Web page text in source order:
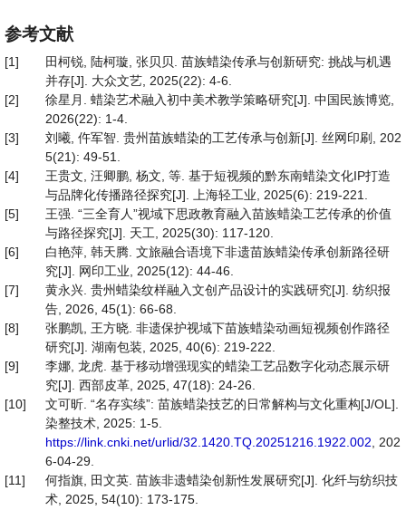
参考文献
[1]
田柯锐, 陆柯璇, 张贝贝. 苗族蜡染传承与创新研究: 挑战与机遇
并存[J]. 大众文艺, 2025(22): 4-6.
[2]
徐星月. 蜡染艺术融入初中美术教学策略研究[J]. 中国民族博览,
2026(22): 1-4.
[3]
刘曦, 仵军智. 贵州苗族蜡染的工艺传承与创新[J]. 丝网印刷, 202
5(21): 49-51.
[4]
王贵文, 汪卿鹏, 杨文, 等. 基于短视频的黔东南蜡染文化IP打造
与品牌化传播路径探究[J]. 上海轻工业, 2025(6): 219-221.
[5]
王强. “三全育人”视域下思政教育融入苗族蜡染工艺传承的价值
与路径探究[J]. 天工, 2025(30): 117-120.
[6]
白艳萍, 韩天腾. 文旅融合语境下非遗苗族蜡染传承创新路径研
究[J]. 网印工业, 2025(12): 44-46.
[7]
黄永兴. 贵州蜡染纹样融入文创产品设计的实践研究[J]. 纺织报
告, 2026, 45(1): 66-68.
[8]
张鹏凯, 王方晓. 非遗保护视域下苗族蜡染动画短视频创作路径
研究[J]. 湖南包装, 2025, 40(6): 219-222.
[9]
李娜, 龙虎. 基于移动增强现实的蜡染工艺品数字化动态展示研
究[J]. 西部皮革, 2025, 47(18): 24-26.
[10]
文可昕. “名存实续”: 苗族蜡染技艺的日常解构与文化重构[J/OL].
染整技术, 2025: 1-5.
https://link.cnki.net/urlid/32.1420.TQ.20251216.1922.002 , 202
6-04-29.
[11]
何指旗, 田文英. 苗族非遗蜡染创新性发展研究[J]. 化纤与纺织技
术, 2025, 54(10): 173-175.